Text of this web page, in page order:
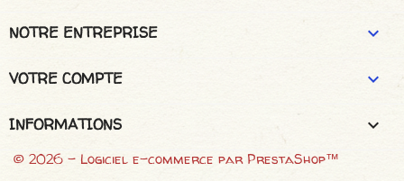
NOTRE ENTREPRISE 
VOTRE COMPTE 
INFORMATIONS keyboard_arrow_down
© 2026 - Logiciel e-commerce par PrestaShop™